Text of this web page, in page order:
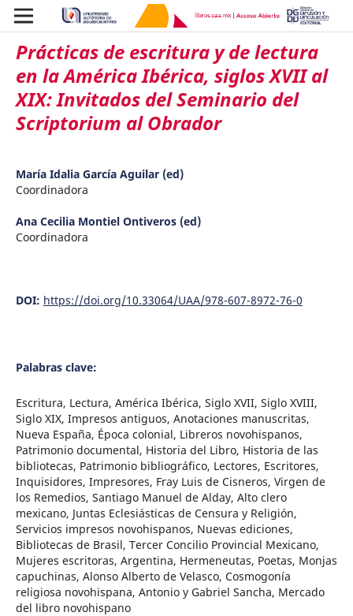
Prácticas de escritura y de lectura
en la América Ibérica, siglos XVII al
XIX: Invitados del Seminario del
Scriptorium al Obrador
María Idalia García Aguilar (ed)
Coordinadora
Ana Cecilia Montiel Ontiveros (ed)
Coordinadora
DOI: https://doi.org/10.33064/UAA/978-607-8972-76-0
Palabras clave:
Escritura, Lectura, América Ibérica, Siglo XVII, Siglo XVIII,
Siglo XIX, Impresos antiguos, Anotaciones manuscritas,
Nueva España, Época colonial, Libreros novohispanos,
Patrimonio documental, Historia del Libro, Historia de las
bibliotecas, Patrimonio bibliográfico, Lectores, Escritores,
Inquisidores, Impresores, Fray Luis de Cisneros, Virgen de
los Remedios, Santiago Manuel de Alday, Alto clero
mexicano, Juntas Eclesiásticas de Censura y Religión,
Servicios impresos novohispanos, Nuevas ediciones,
Bibliotecas de Brasil, Tercer Concilio Provincial Mexicano,
Mujeres escritoras, Argentina, Hermeneutas, Poetas, Monjas
capuchinas, Alonso Alberto de Velasco, Cosmogonía
religiosa novohispana, Antonio y Gabriel Sancha, Mercado
del libro novohispano